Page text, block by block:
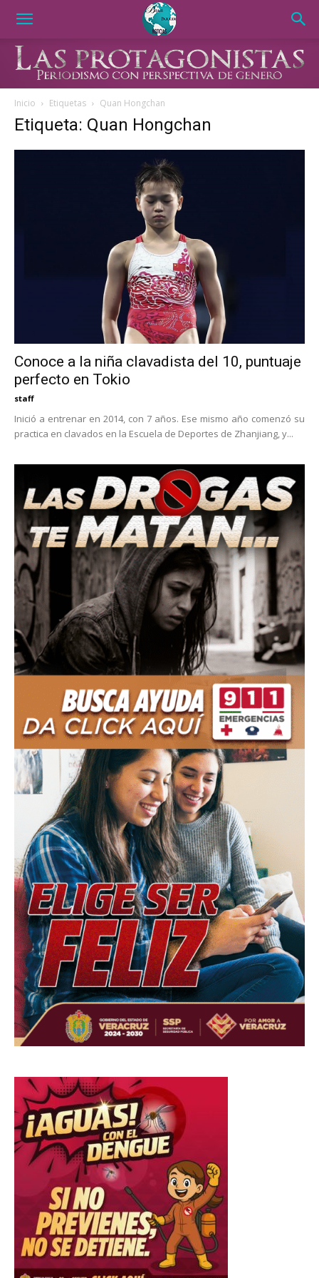
Inicio Etiquetas Quan Hongchan
Etiqueta: Quan Hongchan
Conoce a la niña clavadista del 10, puntuaje
perfecto en Tokio
staff
Inició a entrenar en 2014, con 7 años.​ Ese mismo año comenzó su
practica en clavados en la Escuela de Deportes de Zhanjiang, y...